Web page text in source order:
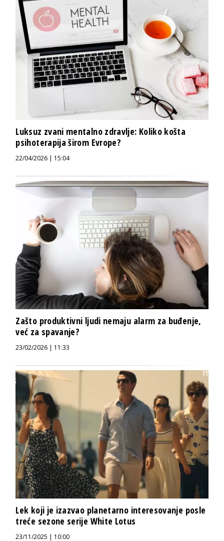
Luksuz zvani mentalno zdravlje: Koliko košta
psihoterapija širom Evrope?
22/04/2026 | 15:04
Zašto produktivni ljudi nemaju alarm za buđenje,
već za spavanje?
23/02/2026 | 11:33
Lek koji je izazvao planetarno interesovanje posle
treće sezone serije White Lotus
23/11/2025 | 10:00